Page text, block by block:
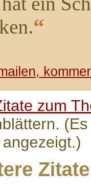
“
zum
Zitate